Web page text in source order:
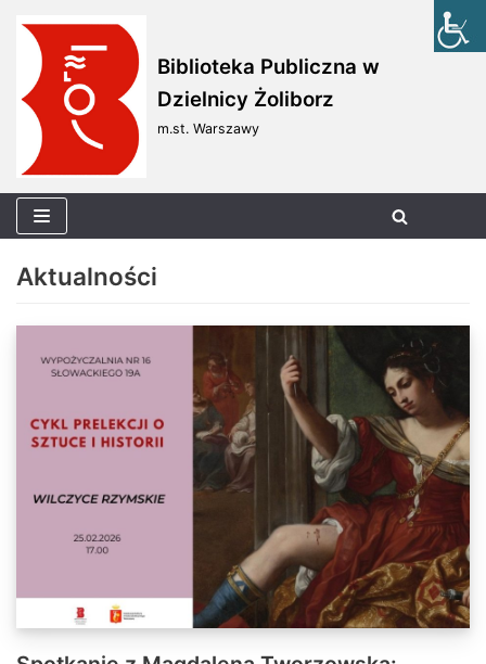
Skocz
do
treści
Biblioteka Publiczna w
Dzielnicy Żoliborz
m.st. Warszawy
Aktualności